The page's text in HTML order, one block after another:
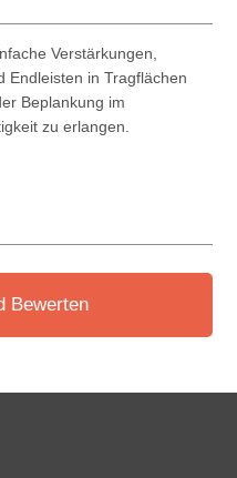
Verstärkungen,
Endleisten in Tragflächen
Beplankung im
zu erlangen.
Bewerten